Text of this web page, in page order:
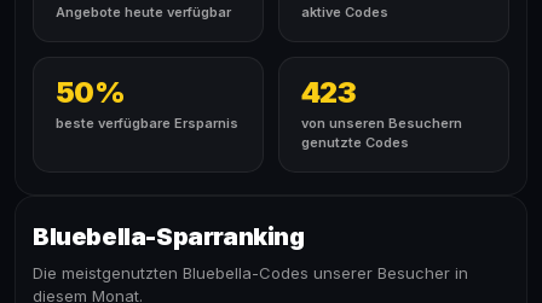
Angebote heute verfügbar aktive Codes
50%
beste verfügbare Ersparnis
423
von unseren Besuchern
genutzte Codes
Bluebella-Sparranking
Die meistgenutzten Bluebella-Codes unserer Besucher in
diesem Monat.